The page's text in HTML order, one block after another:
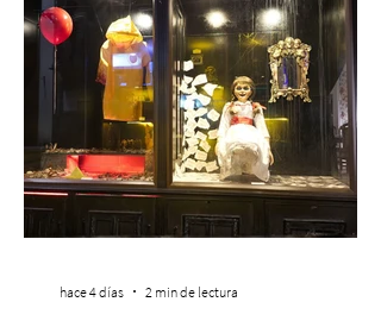
especialmente pa
hace 4 días 2 min de lectura